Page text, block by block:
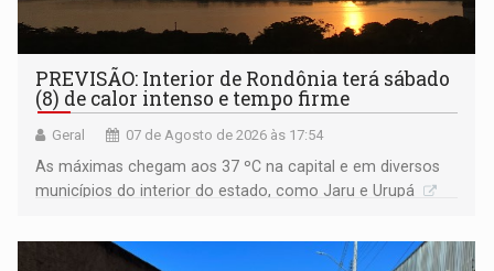
PREVISÃO: Interior de Rondônia terá sábado
(8) de calor intenso e tempo firme
Geral 07 de Agosto de 2026 às 17:54
As máximas chegam aos 37 ºC na capital e em diversos
municípios do interior do estado, como Jaru e Urupá